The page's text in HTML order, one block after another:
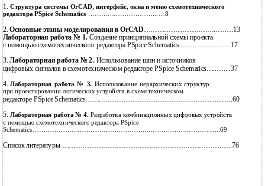
1. Структура системы OrCAD, интерфейс, окна и меню схемотехнического
редактора PSpice Schematics …………………………...…8
2. Основные этапы моделирования в OrCAD……………………….…..…….13
Лабораторная работа № 1.Создание принципиальной схемы проекта
с помощью схемотехнического редактора PSpice Schematics ………………….17
3. Лабораторная работа № 2. Использование шин и источников
цифровых сигналов в схемотехническом редакторе PSpice Schematics…..…....37
4. Лабораторная работа № 3. Использование иерархических структур
при проектировании логических устройств в схемотехническом
редакторе PSpice Schematics……..………………………………..……….......…..60
5. Лабораторная работа № 4. Разработка комбинационных цифровых устройств
с помощью схемотехнического редактора PSpice
Schematics……………………………………………..………………..……….…..69
Список литературы ………………………………………………………….……..76